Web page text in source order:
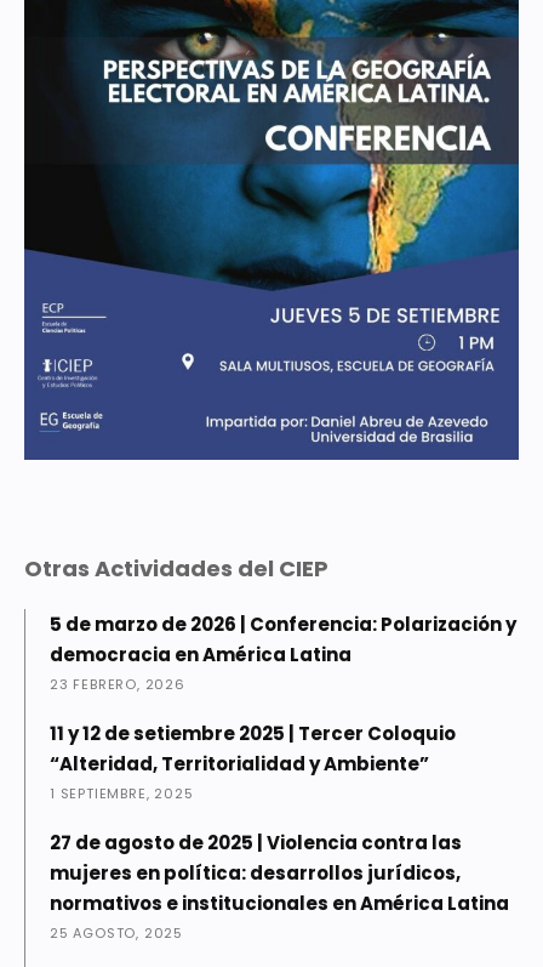
Otras Actividades del CIEP
5 de marzo de 2026 | Conferencia: Polarización y
democracia en América Latina
23 FEBRERO, 2026
11 y 12 de setiembre 2025 | Tercer Coloquio
“Alteridad, Territorialidad y Ambiente”
1 SEPTIEMBRE, 2025
27 de agosto de 2025 | Violencia contra las
mujeres en política: desarrollos jurídicos,
normativos e institucionales en América Latina
25 AGOSTO, 2025